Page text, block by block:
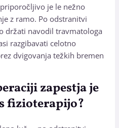
je le nežno
z ramo. Po odstranitvi
držati navodil travmatologa
razgibavati celotno
dvigovanja težkih bremen
zapestja je
fizioterapijo?